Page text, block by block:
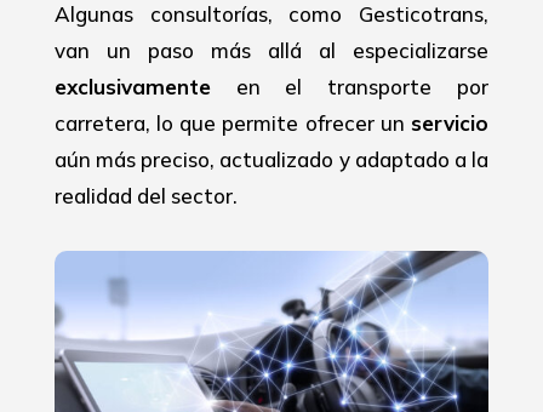
Algunas consultorías, como Gesticotrans,
van un paso más allá al especializarse
exclusivamenteen el transporte por
carretera, lo que permite ofrecer unservicio
aún más preciso, actualizado y adaptado a la
realidad del sector.